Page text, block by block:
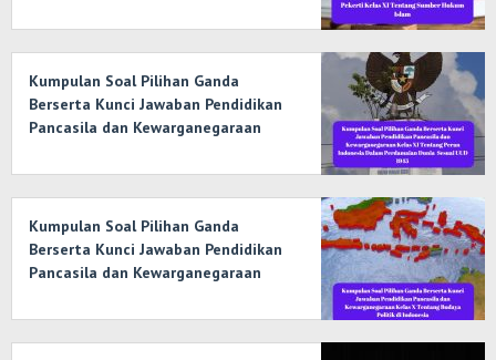
Kumpulan Soal Pilihan Ganda
Berserta Kunci Jawaban Pendidikan
Pancasila dan Kewarganegaraan
Dalam Perdamaian Dunia Sesuai
UUD 1945
Kumpulan Soal Pilihan Ganda
Berserta Kunci Jawaban Pendidikan
Pancasila dan Kewarganegaraan
Indonesia